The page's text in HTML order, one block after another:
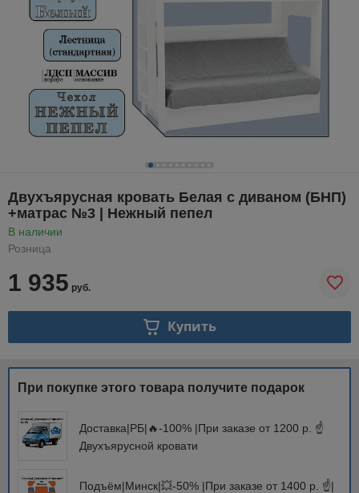
Двухъярусная кровать Белая с диваном (БНП)
+матрас №3 | Нежный пепел
В наличии
Розница
1 935 руб.
Купить
При покупке этого товара получите подарок
Доставка|РБ|🔥-100% |При заказе от 1200 р. ☝️
Двухъярусной кровати
Подъём|Минск|💥-50% |При заказе от 1400 р. ☝️|